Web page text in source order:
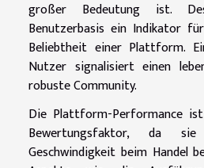
großer Bedeutung ist.
Benutzerbasis ein Indikator
Beliebtheit einer Plattform.
Nutzer signalisiert einen
robuste Community.
Die Plattform-Performance
Bewertungsfaktor, da
Geschwindigkeit beim Handel